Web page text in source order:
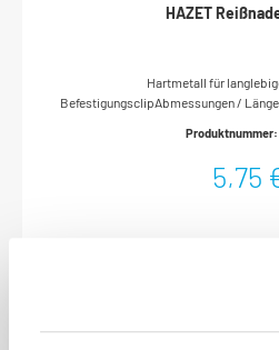
HAZET
Hartmetall für
BefestigungsclipAbmessungen /
glatten
Produktnummer:
5,75